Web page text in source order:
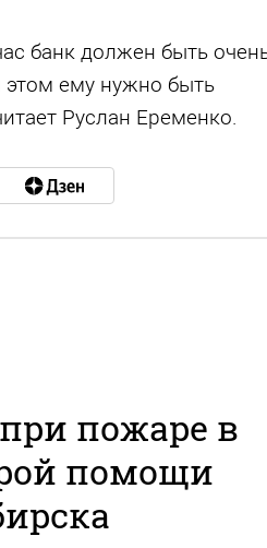
банк должен быть
ему нужно быть
Руслан Еременко.
пожаре в
помощи